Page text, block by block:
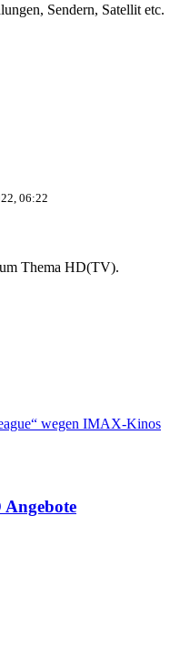
Sendern, Satellit etc.
06:22
Thema HD(TV).
wegen IMAX-Kinos